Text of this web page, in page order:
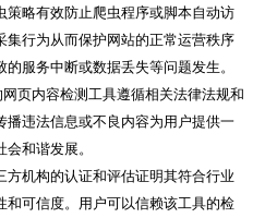
策略有效防止爬虫程序或脚本自动访
集行为从而保护网站的正常运营秩序
服务中断或数据丢失等问题发生。
页内容检测工具遵循相关法律法规和
违法信息或不良内容为用户提供一
和谐发展。
机构的认证和评估证明其符合行业
可信度。用户可以信赖该工具的检